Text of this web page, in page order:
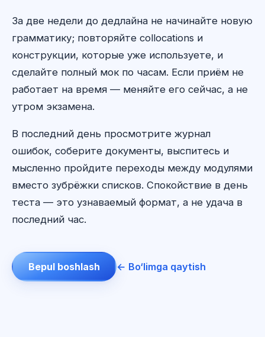
За две недели до дедлайна не начинайте новую
грамматику; повторяйте collocations и
конструкции, которые уже используете, и
сделайте полный мок по часам. Если приём не
работает на время — меняйте его сейчас, а не
утром экзамена.
В последний день просмотрите журнал
ошибок, соберите документы, выспитесь и
мысленно пройдите переходы между модулями
вместо зубрёжки списков. Спокойствие в день
теста — это узнаваемый формат, а не удача в
последний час.
Bepul boshlash ← Bo‘limga qaytish